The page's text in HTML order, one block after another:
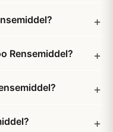
Rensemiddel?